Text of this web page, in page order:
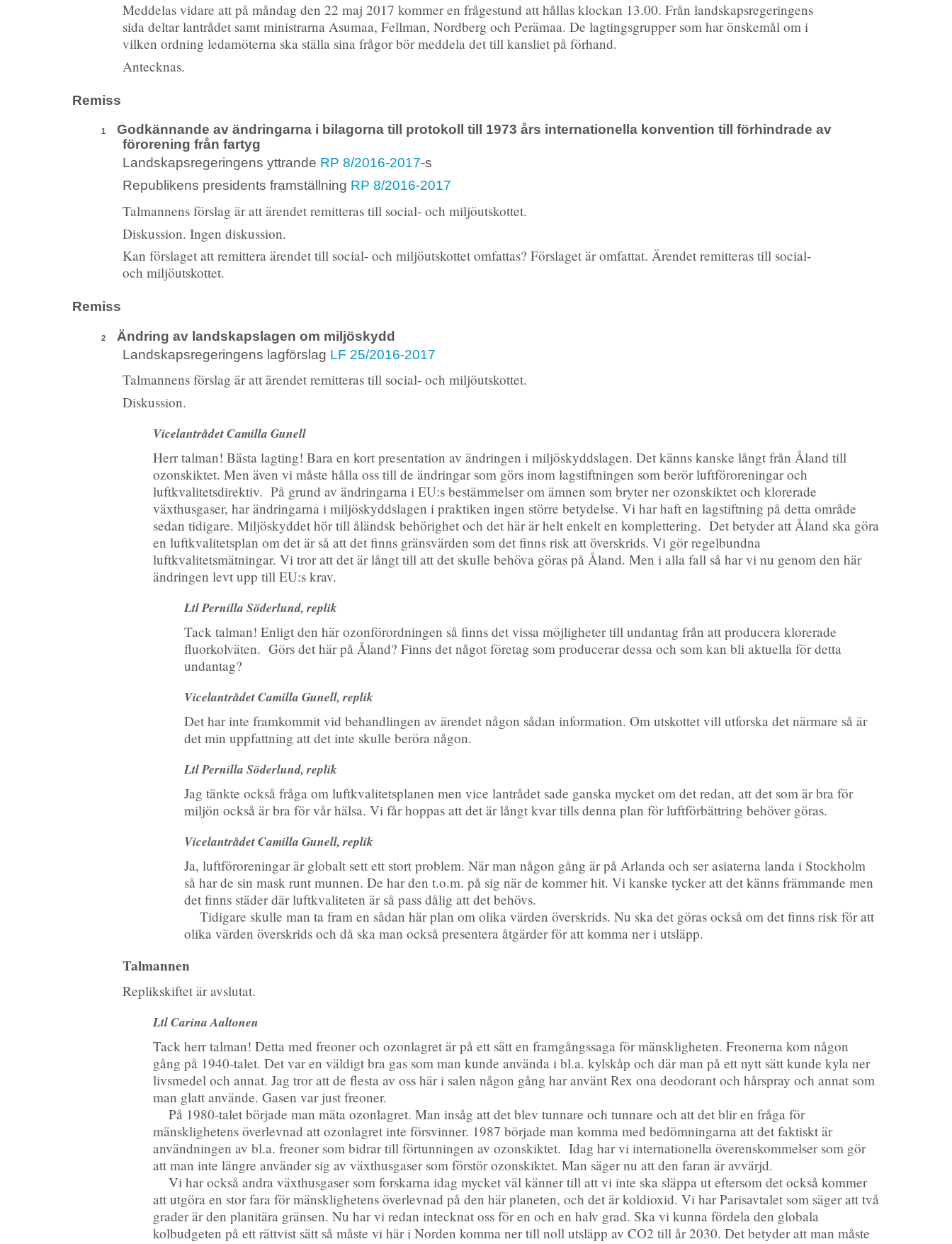
Meddelas vidare att på måndag den 22 maj 2017 kommer en frågestund att hållas klockan 13.00. Från landskapsregeringens
sida deltar lantrådet samt ministrarna Asumaa, Fellman, Nordberg och Perämaa. De lagtingsgrupper som har önskemål om i
vilken ordning ledamöterna ska ställa sina frågor bör meddela det till kansliet på förhand.
Antecknas.
Remiss
1
Godkännande av ändringarna i bilagorna till protokoll till 1973 års internationella konvention till förhindrade av
förorening från fartyg
Landskapsregeringens yttrande RP 8/2016-2017-s
Republikens presidents framställning RP 8/2016-2017
Talmannens förslag är att ärendet remitteras till social- och miljöutskottet.
Diskussion. Ingen diskussion.
Kan förslaget att remittera ärendet till social- och miljöutskottet omfattas? Förslaget är omfattat. Ärendet remitteras till social-
och miljöutskottet.
Remiss
2
Ändring av landskapslagen om miljöskydd
Landskapsregeringens lagförslag LF 25/2016-2017
Talmannens förslag är att ärendet remitteras till social- och miljöutskottet.
Diskussion.
Vicelantrådet Camilla Gunell
Herr talman! Bästa lagting! Bara en kort presentation av ändringen i miljöskyddslagen. Det känns kanske långt från Åland till
ozonskiktet. Men även vi måste hålla oss till de ändringar som görs inom lagstiftningen som berör luftföroreningar och
luftkvalitetsdirektiv. På grund av ändringarna i EU:s bestämmelser om ämnen som bryter ner ozonskiktet och klorerade
växthusgaser, har ändringarna i miljöskyddslagen i praktiken ingen större betydelse. Vi har haft en lagstiftning på detta område
sedan tidigare. Miljöskyddet hör till åländsk behörighet och det här är helt enkelt en komplettering. Det betyder att Åland ska göra
en luftkvalitetsplan om det är så att det finns gränsvärden som det finns risk att överskrids. Vi gör regelbundna
luftkvalitetsmätningar. Vi tror att det är långt till att det skulle behöva göras på Åland. Men i alla fall så har vi nu genom den här
ändringen levt upp till EU:s krav.
Ltl Pernilla Söderlund, replik
Tack talman! Enligt den här ozonförordningen så finns det vissa möjligheter till undantag från att producera klorerade
fluorkolväten. Görs det här på Åland? Finns det något företag som producerar dessa och som kan bli aktuella för detta
undantag?
Vicelantrådet Camilla Gunell, replik
Det har inte framkommit vid behandlingen av ärendet någon sådan information. Om utskottet vill utforska det närmare så är
det min uppfattning att det inte skulle beröra någon.
Ltl Pernilla Söderlund, replik
Jag tänkte också fråga om luftkvalitetsplanen men vice lantrådet sade ganska mycket om det redan, att det som är bra för
miljön också är bra för vår hälsa. Vi får hoppas att det är långt kvar tills denna plan för luftförbättring behöver göras.
Vicelantrådet Camilla Gunell, replik
Ja, luftföroreningar är globalt sett ett stort problem. När man någon gång är på Arlanda och ser asiaterna landa i Stockholm
så har de sin mask runt munnen. De har den t.o.m. på sig när de kommer hit. Vi kanske tycker att det känns främmande men
det finns städer där luftkvaliteten är så pass dålig att det behövs.
Tidigare skulle man ta fram en sådan här plan om olika värden överskrids. Nu ska det göras också om det finns risk för att
olika värden överskrids och då ska man också presentera åtgärder för att komma ner i utsläpp.
Talmannen
Replikskiftet är avslutat.
Ltl Carina Aaltonen
Tack herr talman! Detta med freoner och ozonlagret är på ett sätt en framgångssaga för mänskligheten. Freonerna kom någon
gång på 1940-talet. Det var en väldigt bra gas som man kunde använda i bl.a. kylskåp och där man på ett nytt sätt kunde kyla ner
livsmedel och annat. Jag tror att de flesta av oss här i salen någon gång har använt Rex ona deodorant och hårspray och annat som
man glatt använde. Gasen var just freoner.
På 1980-talet började man mäta ozonlagret. Man insåg att det blev tunnare och tunnare och att det blir en fråga för
mänsklighetens överlevnad att ozonlagret inte försvinner. 1987 började man komma med bedömningarna att det faktiskt är
användningen av bl.a. freoner som bidrar till förtunningen av ozonskiktet. Idag har vi internationella överenskommelser som gör
att man inte längre använder sig av växthusgaser som förstör ozonskiktet. Man säger nu att den faran är avvärjd.
Vi har också andra växthusgaser som forskarna idag mycket väl känner till att vi inte ska släppa ut eftersom det också kommer
att utgöra en stor fara för mänsklighetens överlevnad på den här planeten, och det är koldioxid. Vi har Parisavtalet som säger att två
grader är den planitära gränsen. Nu har vi redan intecknat oss för en och en halv grad. Ska vi kunna fördela den globala
kolbudgeten på ett rättvist sätt så måste vi här i Norden komma ner till noll utsläpp av CO2 till år 2030. Det betyder att man måste